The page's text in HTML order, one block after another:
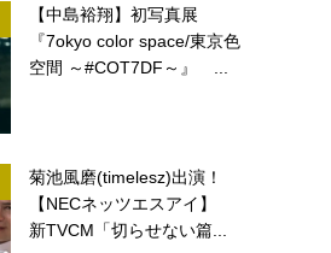
【中島裕翔】初写真展
『7okyo color space/東京色
空間 ～#COT7DF～』 ...
菊池風磨(timelesz)出演！
【NECネッツエスアイ】
新TVCM「切らせない篇...